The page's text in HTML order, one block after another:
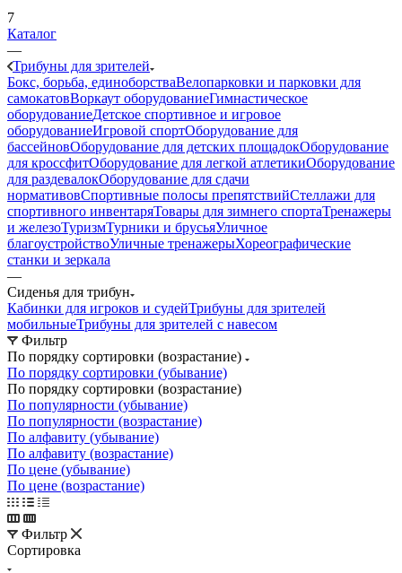
7
Каталог
—
Трибуны для зрителей
Бокс, борьба, единоборстваВелопарковки и парковки для
самокатовВоркаут оборудованиеГимнастическое
оборудованиеДетское спортивное и игровое
оборудованиеИгровой спортОборудование для
бассейновОборудование для детских площадокОборудование
для кроссфитОборудование для легкой атлетикиОборудование
для раздевалокОборудование для сдачи
нормативовСпортивные полосы препятствийСтеллажи для
спортивного инвентаряТовары для зимнего спортаТренажеры
и железоТуризмТурники и брусьяУличное
благоустройствоУличные тренажерыХореографические
станки и зеркала
—
Сиденья для трибун
Кабинки для игроков и судейТрибуны для зрителей
мобильныеТрибуны для зрителей с навесом
Фильтр
По порядку сортировки (возрастание)
По порядку сортировки (убывание)
По порядку сортировки (возрастание)
По популярности (убывание)
По популярности (возрастание)
По алфавиту (убывание)
По алфавиту (возрастание)
По цене (убывание)
По цене (возрастание)
Фильтр
Сортировка